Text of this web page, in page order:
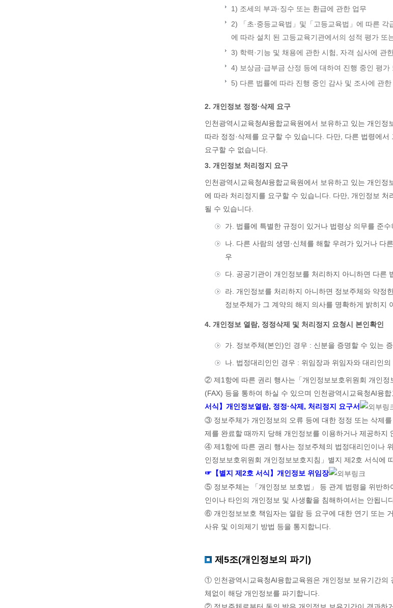
1) 조세의 부과·징수 또는 환급에 관한 업무
2) 「초·중등교육법」및「고등교육법」에 따른
에 따라 설치 된 고등교육기관에서의 성적 평가 또
3) 학력·기능 및 채용에 관한 시험, 자격 심사에 관
4) 보상금·급부금 산정 등에 대하여 진행 중인 평가
5) 다른 법률에 따라 진행 중인 감사 및 조사에 관한
2. 개인정보 정정·삭제 요구
인천광역시교육청AI융합교육원에서 보유하고 있는 개인
따라 정정·삭제를 요구할 수 있습니다. 다만, 다른 법령에
요구할 수 없습니다.
3. 개인정보 처리정지 요구
인천광역시교육청AI융합교육원에서 보유하고 있는 개인
에 따라 처리정지를 요구할 수 있습니다. 다만, 개인정보
될 수 있습니다.
가. 법률에 특별한 규정이 있거나 법령상 의무를 준
나. 다른 사람의 생명·신체를 해할 우려가 있거나 다
우
다. 공공기관이 개인정보를 처리하지 아니하면 다른
라. 개인정보를 처리하지 아니하면 정보주체와 약정
정보주체가 그 계약의 해지 의사를 명확하게 밝히지
4. 개인정보 열람, 정정삭제 및 처리정지 요청시 본인확인
가. 정보주체(본인)인 경우 : 신분을 증명할 수 있는
나. 법정대리인인 경우 : 위임장과 위임자와 대리인
② 제1항에 따른 권리 행사는「개인정보보호위원회 개인
(FAX) 등을 통하여 하실 수 있으며 인천광역시교육청AI융
서식】개인정보열람, 정정·삭제, 처리정지 요구서
③ 정보주체가 개인정보의 오류 등에 대한 정정 또는 삭제
제를 완료할 때까지 당해 개인정보를 이용하거나 제공하지
④ 제1항에 따른 권리 행사는 정보주체의 법정대리인이나
인정보보호위원회 개인정보보호지침」별지 제2호 서식에
☞【별지 제2호 서식】개인정보 위임장
⑤ 정보주체는 「개인정보 보호법」 등 관계 법령을 위반
인이나 타인의 개인정보 및 사생활을 침해하여서는 안됩니
⑥ 개인정보보호 책임자는 열람 등 요구에 대한 연기 또는
사유 및 이의제기 방법 등을 통지합니다.
제5조(개인정보의 파기)
① 인천광역시교육청AI융합교육원은 개인정보 보유기간의
체없이 해당 개인정보를 파기합니다.